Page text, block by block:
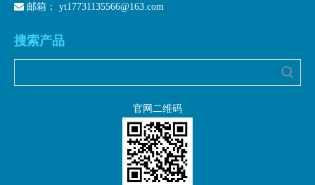
 邮箱： yt17731135566@163.com
搜索产品
官网二维码